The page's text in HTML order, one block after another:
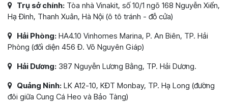
Trụ sở chính: Tòa nhà Vinakit, số 10/1 ngõ 168 Nguyễn Xiển,
Hạ Đình, Thanh Xuân, Hà Nội (ô tô tránh - đỗ cửa)
Hải Phòng: HA4.10 Vinhomes Marina, P. An Biên, TP. Hải
Phòng (đối diện 456 Đ. Võ Nguyên Giáp)
Hải Dương: 387 Nguyễn Lương Bằng, TP. Hải Dương.
Quảng Ninh: LK A12-10, KĐT Monbay, TP. Hạ Long (đường
đôi giữa Cung Cá Heo và Bảo Tàng)